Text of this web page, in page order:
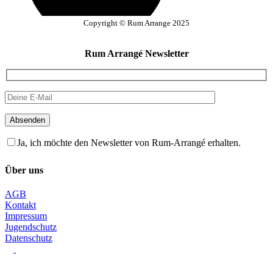
Copyright © Rum Arrange 2025
Rum Arrangé Newsletter
Absenden
Ja, ich möchte den Newsletter von Rum-Arrangé erhalten.
Über uns
AGB
Kontakt
Impressum
Jugendschutz
Datenschutz